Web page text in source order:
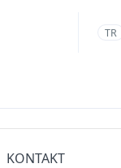
TR
KONTAKT